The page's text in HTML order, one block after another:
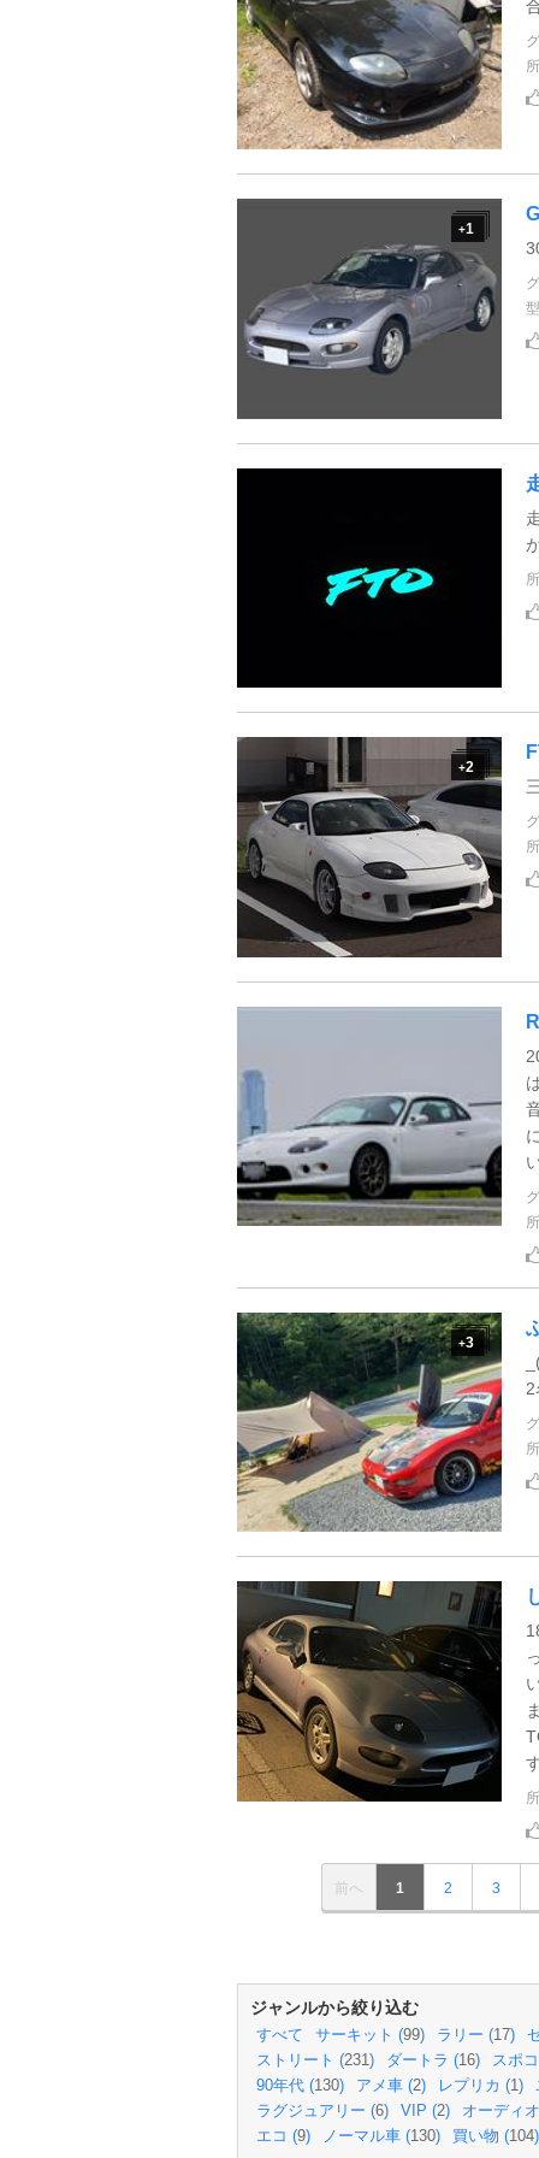
+1
+2
+3
前へ 1 2 3
ジャンルから絞り込む
すべて サーキット (99) ラリー (17)
ストリート (231) ダートラ (16)
スポ
90年代 (130) アメ車 (2) レプリカ (1)
ラグジュアリー (6) VIP (2)
オーディ
エコ (9) ノーマル車 (130) 買い物 (104)